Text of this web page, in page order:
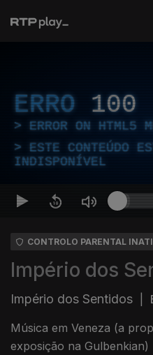
ERRO 100
ERROR ON HTML5
ESTE CONTEÚDO
INDISPONÍVEL
CONTROLO PARENTAL
Império dos
Império dos Sentidos
Música em Veneza (a
exposição na Gulbenkian)